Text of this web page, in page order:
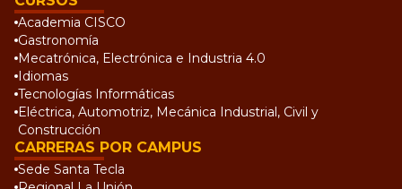
Academia CISCO
Gastronomía
Mecatrónica, Electrónica e Industria 4.0
Idiomas
Tecnologías Informáticas
Eléctrica, Automotriz, Mecánica Industrial, Civil y
Construcción
CARRERAS POR CAMPUS
Sede Santa Tecla